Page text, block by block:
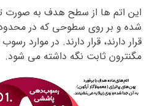
این اتم ها از سطح هدف به صورت
شده و بر روی سطوحی که در
قرار دارند، قرار دارند. در موارد
مگنترون ثابت نگه داشته می شود.